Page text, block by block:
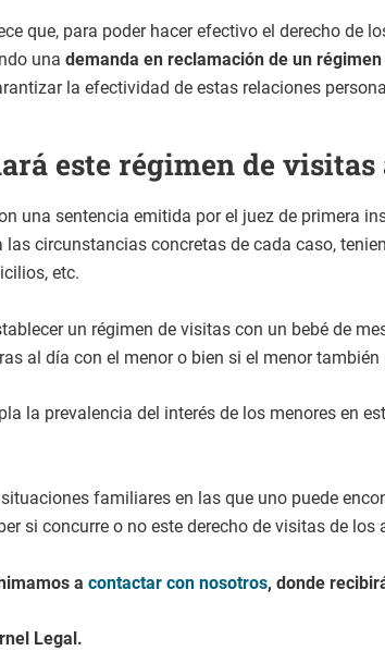
que, para poder hacer efectivo el derecho
una demanda en reclamación de un
la efectividad de estas relaciones
este régimen de
una sentencia emitida por el juez de primera
circunstancias concretas de cada caso,
etc.
un régimen de visitas con un bebé de
al día con el menor o bien si el menor
la prevalencia del interés de los menores en
familiares en las que uno puede
si concurre o no este derecho de visitas de
a contactar con nosotros, donde
Legal.